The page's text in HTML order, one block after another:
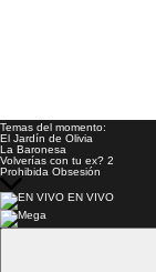
Temas del momento:
El Jardín de Olivia
La Baronesa
Volverías con tu ex? 2
Prohibida Obsesión
EN VIVO